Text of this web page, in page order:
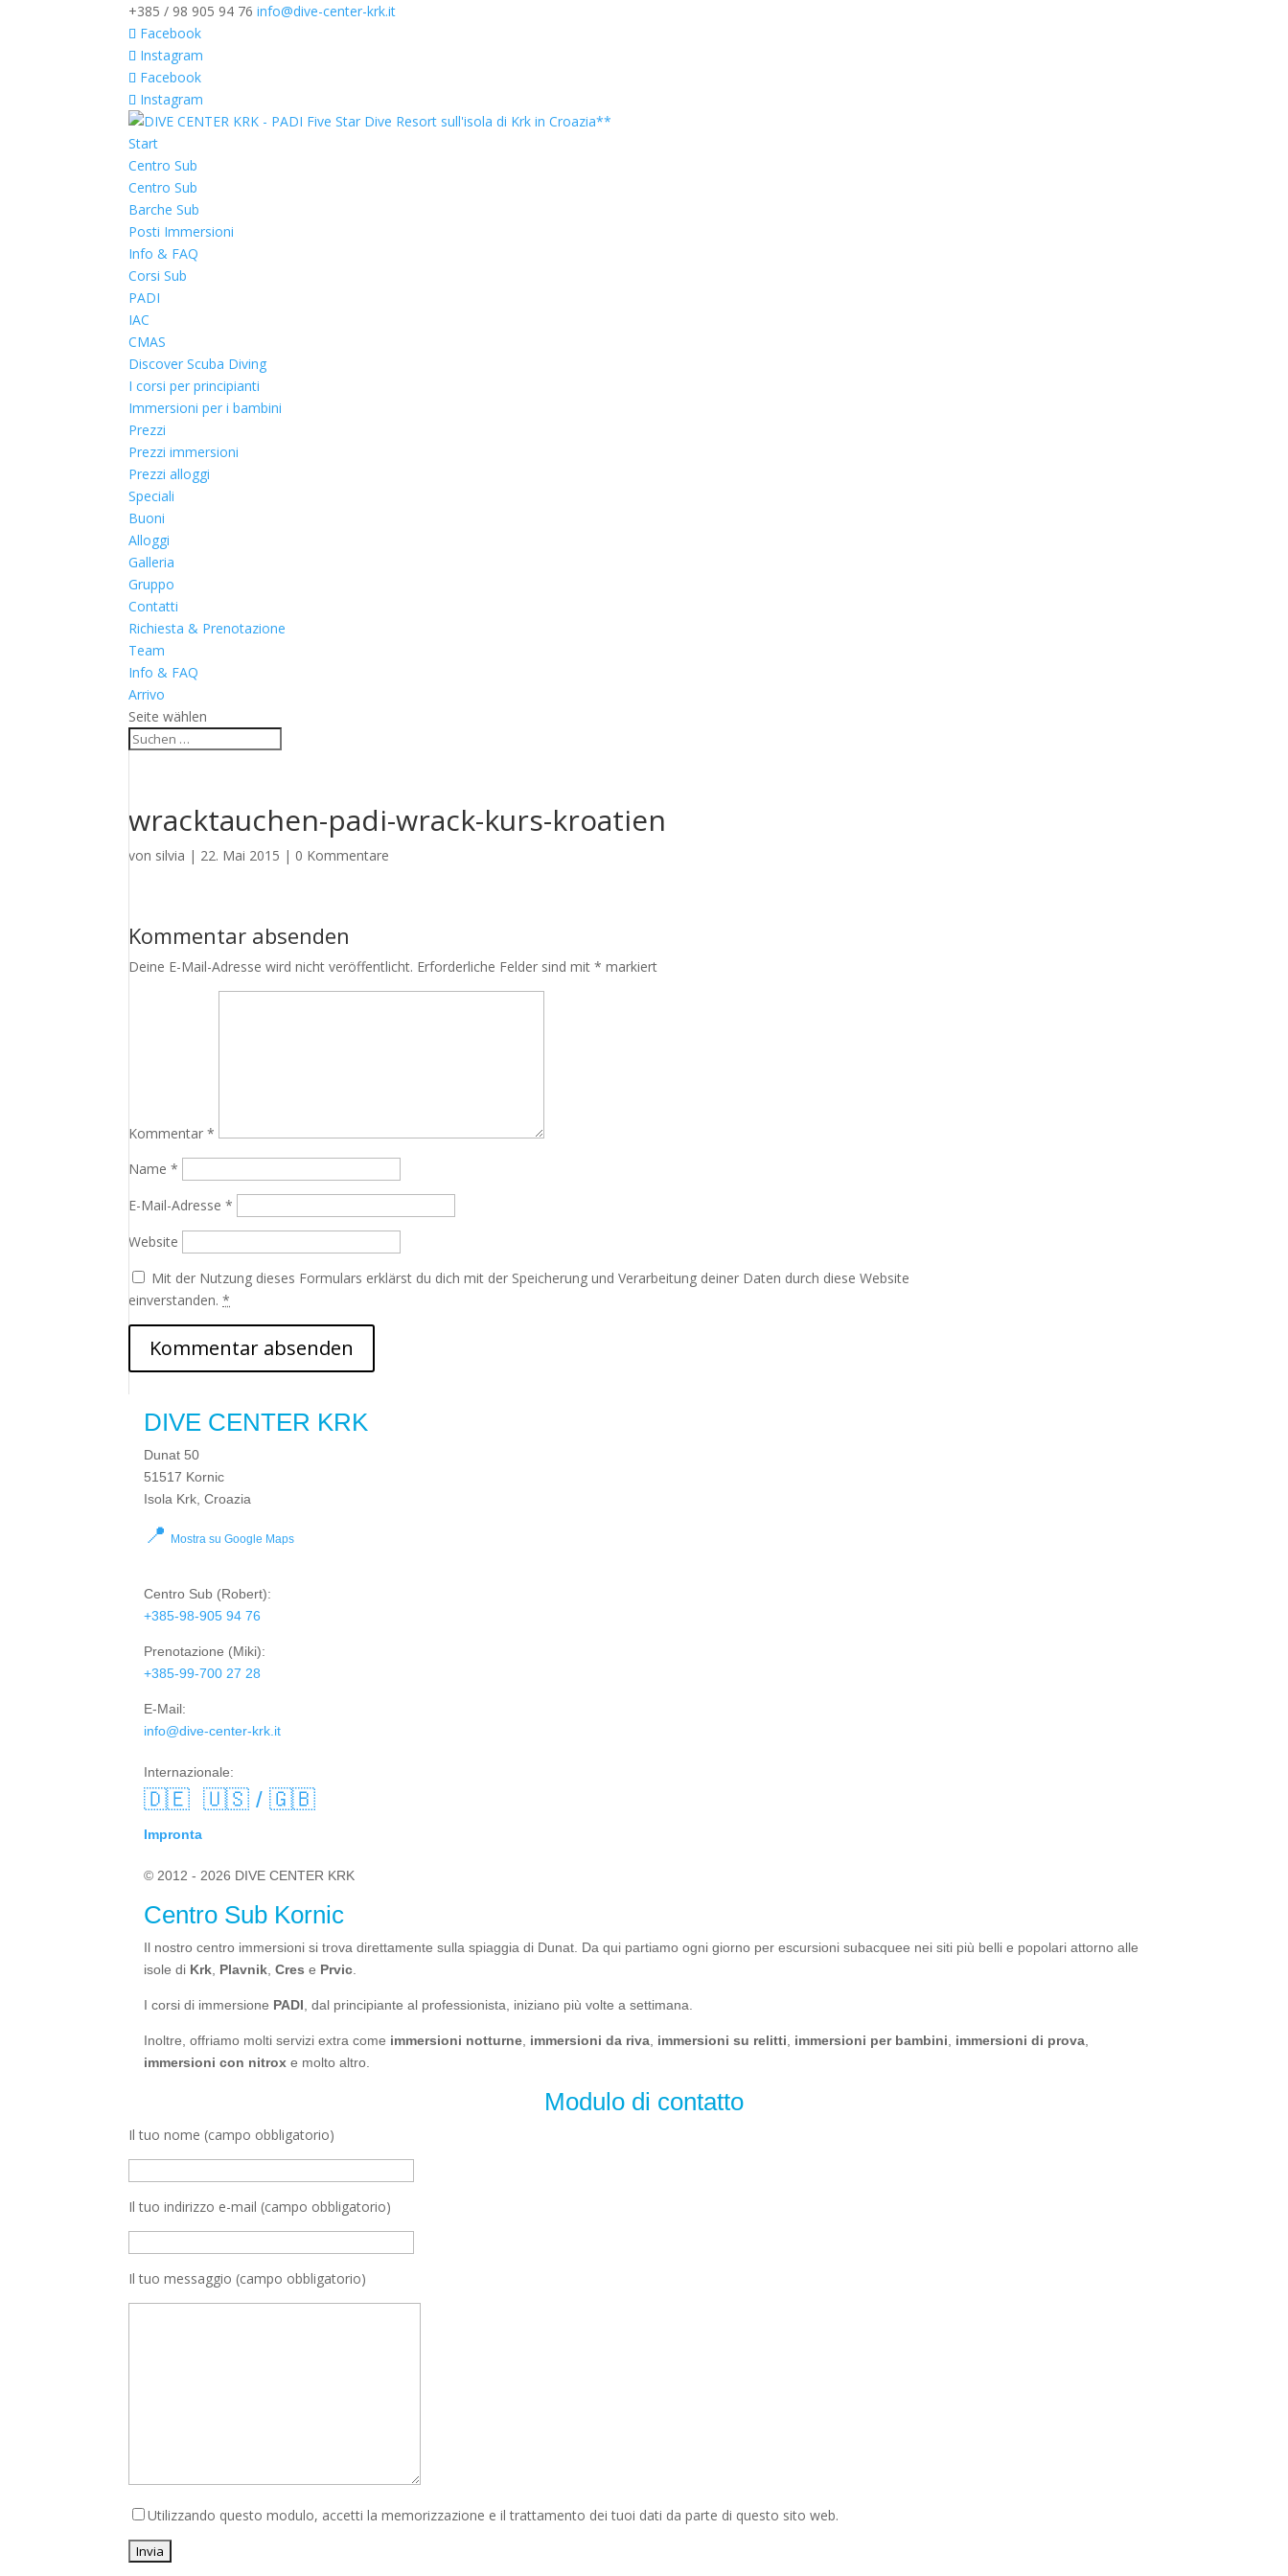
+385 / 98 905 94 76 info@dive-center-krk.it
Facebook
Instagram
Facebook
Instagram
Start
Centro Sub
Centro Sub
Barche Sub
Posti Immersioni
Info & FAQ
Corsi Sub
PADI
IAC
CMAS
Discover Scuba Diving
I corsi per principianti
Immersioni per i bambini
Prezzi
Prezzi immersioni
Prezzi alloggi
Speciali
Buoni
Alloggi
Galleria
Gruppo
Contatti
Richiesta & Prenotazione
Team
Info & FAQ
Arrivo
Seite wählen
wracktauchen-padi-wrack-kurs-kroatien
von silvia | 22. Mai 2015 | 0 Kommentare
Kommentar absenden
Deine E-Mail-Adresse wird nicht veröffentlicht. Erforderliche Felder sind mit* markiert
Kommentar*
Name*
E-Mail-Adresse*
Website
Mit der Nutzung dieses Formulars erklärst du dich mit der Speicherung und Verarbeitung deiner Daten durch diese Website
einverstanden.*
DIVE CENTER KRK
Dunat 50
51517 Kornic
Isola Krk, Croazia
📍 Mostra su Google Maps
Centro Sub (Robert):
+385-98-905 94 76
Prenotazione (Miki):
+385-99-700 27 28
E-Mail:
info@dive-center-krk.it
Internazionale:
🇩🇪 🇺🇸 / 🇬🇧
Impronta
© 2012 - 2026 DIVE CENTER KRK
Centro Sub Kornic
Il nostro centro immersioni si trova direttamente sulla spiaggia di Dunat. Da qui partiamo ogni giorno per escursioni subacquee nei siti più belli e popolari attorno alle
isole di Krk Plavnik ,Cres e Prvic
I corsi di immersione PADI , dal principiante al professionista, iniziano più volte a settimana.
Inoltre, offriamo molti servizi extra come immersioni notturne immersioni da riva immersioni su relitti immersioni per bambini immersioni di prova
immersioni con nitrox e molto altro.
Modulo di contatto
Il tuo nome (campo obbligatorio)
Il tuo indirizzo e-mail (campo obbligatorio)
Il tuo messaggio (campo obbligatorio)
Utilizzando questo modulo, accetti la memorizzazione e il trattamento dei tuoi dati da parte di questo sito web.